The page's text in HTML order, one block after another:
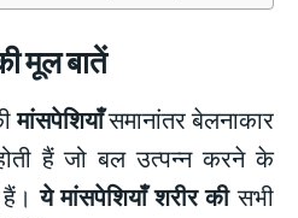
मूल बातें
मांसपेशियाँसमानांतर बेलनाकार
हैं जो बल उत्पन्न करने के
ये मांसपेशियाँ शरीर कीसभी